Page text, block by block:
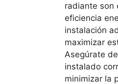
radiante son
eficiencia
instalación
maximizar
Asegúrate
instalado
minimizar la